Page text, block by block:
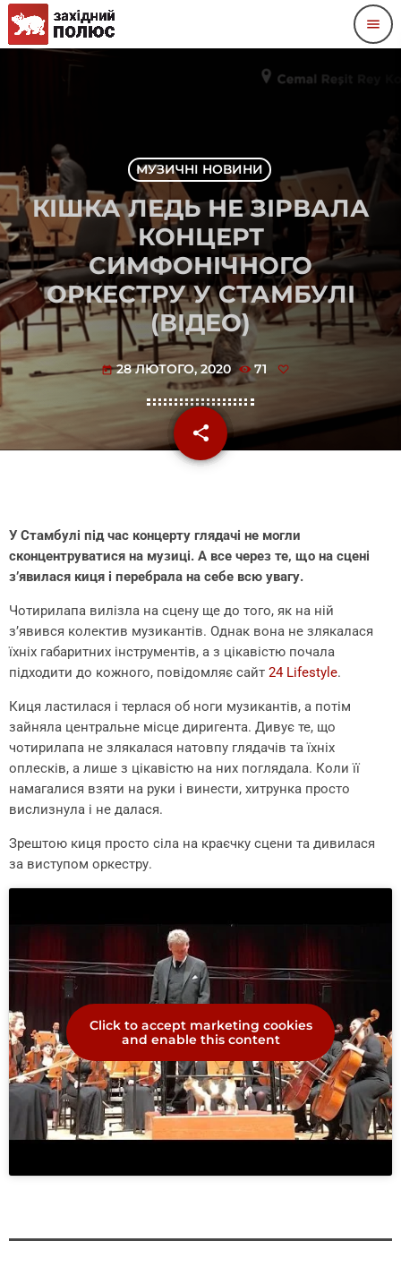
menu
МУЗИЧНІ НОВИНИ
КІШКА ЛЕДЬ НЕ ЗІРВАЛА
КОНЦЕРТ
СИМФОНІЧНОГО
ОРКЕСТРУ У СТАМБУЛІ
(ВІДЕО)
today 28 ЛЮТОГО, 2020 71
share
email
У Стамбулі під час концерту глядачі не могли
сконцентруватися на музиці. А все через те, що на сцені
з’явилася киця і перебрала на себе всю увагу.
Чотирилапа вилізла на сцену ще до того, як на ній
з’явився колектив музикантів. Однак вона не злякалася
їхніх габаритних інструментів, а з цікавістю почала
підходити до кожного, повідомляє сайт 24 Lifestyle.
Киця ластилася і терлася об ноги музикантів, а потім
зайняла центральне місце диригента. Дивує те, що
чотирилапа не злякалася натовпу глядачів та їхніх
оплесків, а лише з цікавістю на них поглядала. Коли її
намагалися взяти на руки і винести, хитрунка просто
вислизнула і не далася.
Зрештою киця просто сіла на краєчку сцени та дивилася
за виступом оркестру.
Click to accept marketing cookies
and enable this content